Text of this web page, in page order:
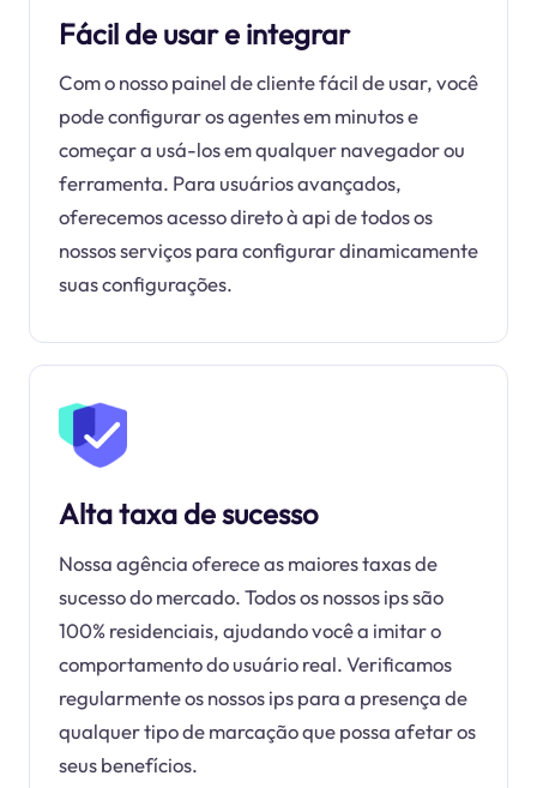
Fácil de usar e integrar
Com o nosso painel de cliente fácil de usar, você
pode configurar os agentes em minutos e
começar a usá-los em qualquer navegador ou
ferramenta. Para usuários avançados,
oferecemos acesso direto à api de todos os
nossos serviços para configurar dinamicamente
suas configurações.
Alta taxa de sucesso
Nossa agência oferece as maiores taxas de
sucesso do mercado. Todos os nossos ips são
100% residenciais, ajudando você a imitar o
comportamento do usuário real. Verificamos
regularmente os nossos ips para a presença de
qualquer tipo de marcação que possa afetar os
seus benefícios.